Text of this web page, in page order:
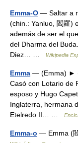
Emma-O — Saltar a
(chin.: Yanluo, 閻羅)
además de ser el
del Dharma del
Diez… …
Wikipedia
Emma — (Emma) ►
Casó con Lotario de
esposo y Hugo
Inglaterra, hermana
Etelredo II… …
Emma-o — Emma (